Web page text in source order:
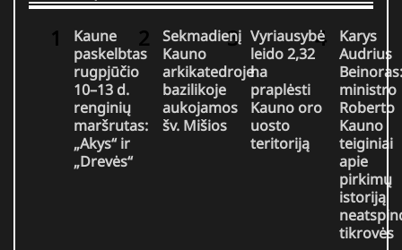
Kaune
paskelbtas
rugpjūčio
10–13 d.
renginių
maršrutas:
„Akys“ ir
„Drevės“
Sekmadienį
Kauno
arkikatedroje
bazilikoje
aukojamos
šv. Mišios
Vyriausybė
leido 2,32
ha
praplėsti
Kauno oro
uosto
teritoriją
Karys
Audrius
Beinoras:
ministro
Roberto
Kauno
teiginiai
apie
pirkimų
istoriją
tikrovės